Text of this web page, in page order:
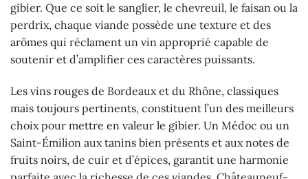
gibier. Que ce soit le sanglier, le chevreuil, le faisan ou la
perdrix, chaque viande possède une texture et des
arômes qui réclament un vin approprié capable de
soutenir et d’amplifier ces caractères puissants.
Les vins rouges de Bordeaux et du Rhône, classiques
mais toujours pertinents, constituent l’un des meilleurs
choix pour mettre en valeur le gibier. Un Médoc ou un
Saint-Émilion aux tanins bien présents et aux notes de
fruits noirs, de cuir et d’épices, garantit une harmonie